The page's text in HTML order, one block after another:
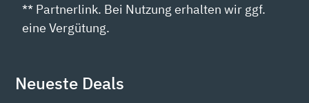
** Partnerlink. Bei Nutzung erhalten wir ggf.
eine Vergütung.
Neueste Deals